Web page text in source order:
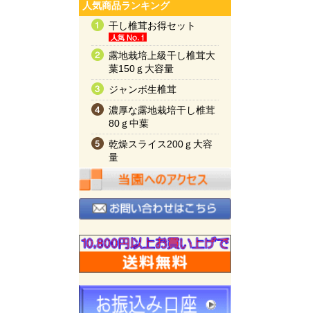
人気商品ランキング
干し椎茸お得セット
露地栽培上級干し椎茸大
葉150ｇ大容量
ジャンボ生椎茸
濃厚な露地栽培干し椎茸
80ｇ中葉
乾燥スライス200ｇ大容
量